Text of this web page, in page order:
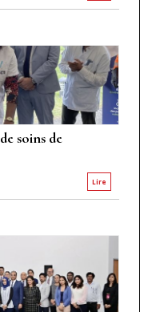
soins de
Lire